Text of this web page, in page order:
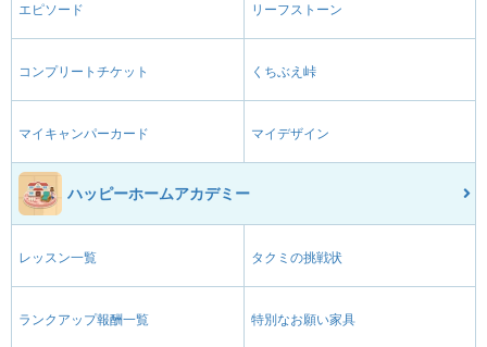
エピソード リーフストーン
コンプリートチケット くちぶえ峠
マイキャンパーカード マイデザイン
ハッピーホームアカデミー
レッスン一覧 タクミの挑戦状
ランクアップ報酬一覧 特別なお願い家具